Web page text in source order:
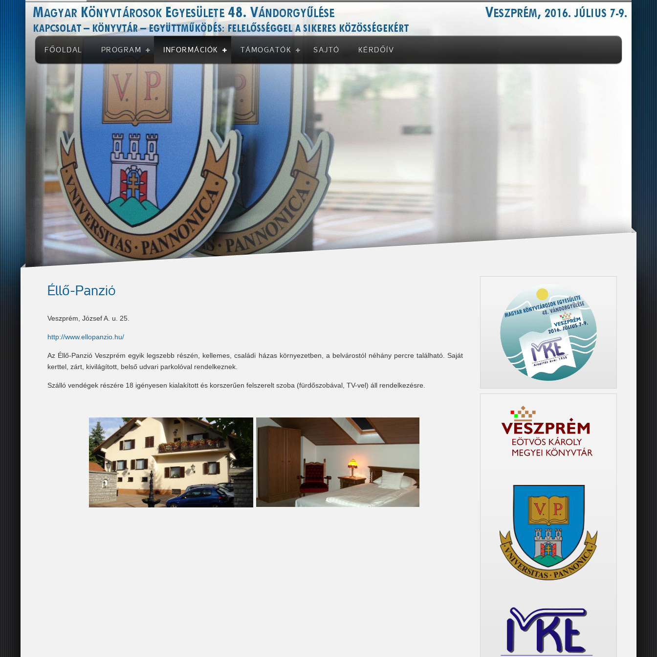
FŐOLDAL PROGRAM INFORMÁCIÓK TÁMOGATÓK SAJTÓ KÉRDŐÍV
Éllő-Panzió
Veszprém, József A. u. 25.
http://www.ellopanzio.hu/
Az Éllő-Panzió Veszprém egyik legszebb részén, kellemes, családi házas környezetben, a belvárostól néhány percre található. Saját
kerttel, zárt, kivilágított, belső udvari parkolóval rendelkeznek.
Szálló vendégek részére 18 igényesen kialakított és korszerűen felszerelt szoba (fürdőszobával, TV-vel) áll rendelkezésre.